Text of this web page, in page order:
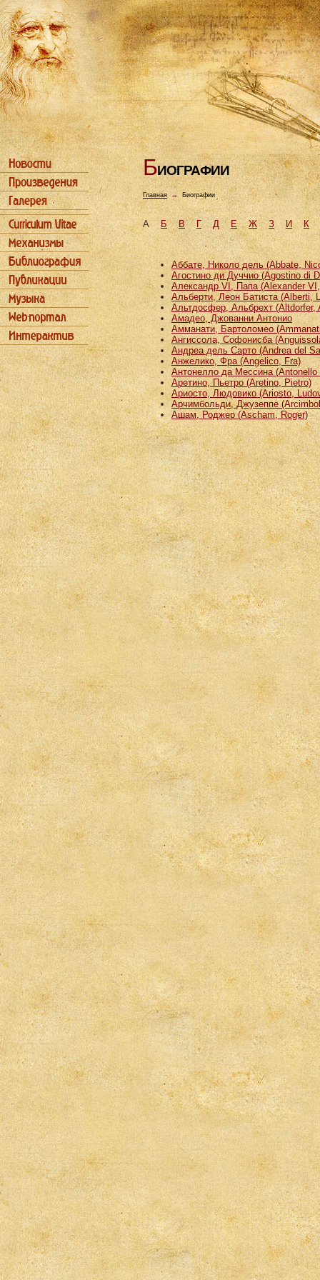
БИОГРАФИИ
Главная→ Биографии
АБ В Г Д Е Ж З И К
Аббате, Николо дель (Abbate,
Агостино ди Дуччио (Agostino di
Александр VI, Папа (Alexander
Альберти, Леон Батиста (Alberti,
Альтдосфер, Альбрехт (Altdorfer,
Амадео, Джованни Антонио
Амманати, Бартоломео
Ангиссола, Софонисба
Андреа дель Сарто (Andrea del
Анжелико, Фра (Angelico, Fra)
Антонелло да Мессина (Antonello
Аретино, Пьетро (Aretino, Pietro)
Ариосто, Людовико (Ariosto,
Арчимбольди, Джузеппе
Ашам, Роджер (Ascham, Roger)